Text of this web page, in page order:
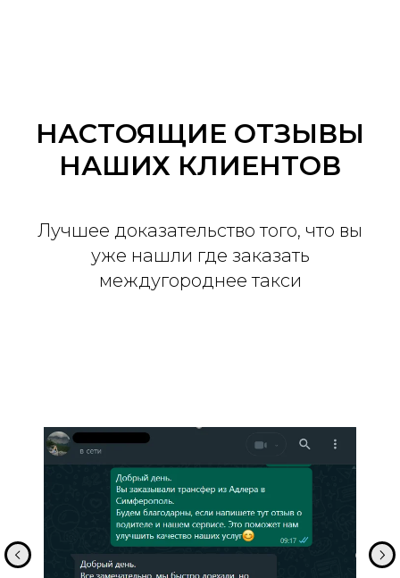
НАСТОЯЩИЕ ОТЗЫВЫ
НАШИХ КЛИЕНТОВ
Лучшее доказательство того, что вы
уже нашли где заказать
междугороднее такси